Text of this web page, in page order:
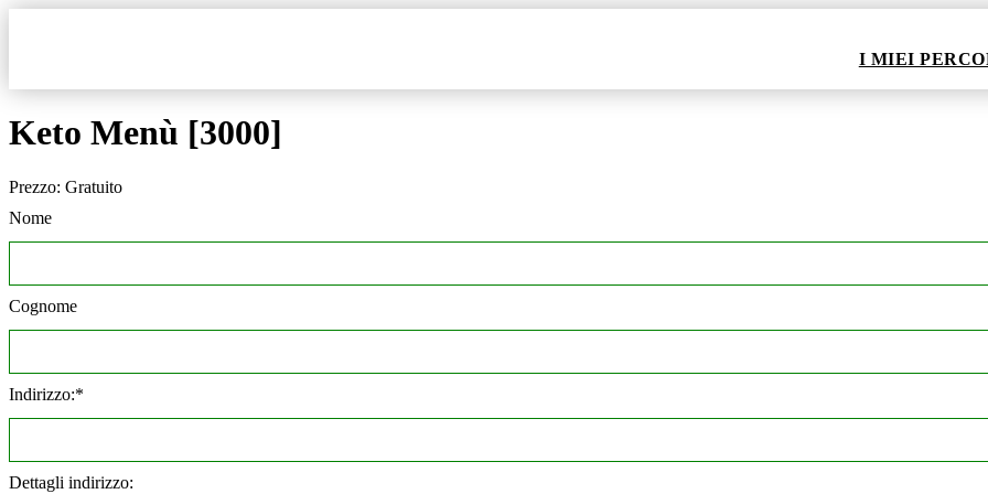
I MIEI
Keto Menù [3000]
Prezzo: Gratuito
Nome
Cognome
Indirizzo:*
Dettagli indirizzo: